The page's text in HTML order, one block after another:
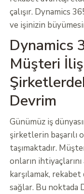
çalışır. Dynamics
ve işinizin
Dynamics
Müşteri
Devrim
Günümüz iş
şirketlerin başarılı
taşımaktadır.
onların
karşılamak, rekabet
sağlar. Bu noktada